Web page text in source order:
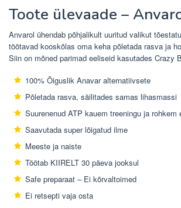
Toote ülevaade –
Anvarol ühendab põhjalikult uuritud valikut
töötavad kooskõlas oma keha põletada rasva ja
Siin on mõned parimad eeliseid kasutades Crazy
100% Õiguslik Anavar alternatiivsete
Põletada rasva, säilitades samas lihasmassi
Suurenenud ATP kauem treeningu ja rohkem
Saavutada super lõigatud ilme
Meeste ja naiste
Töötab KIIRELT 30 päeva jooksul
Safe preparaat – Ei kõrvaltoimed
Ei retsepti vaja osta